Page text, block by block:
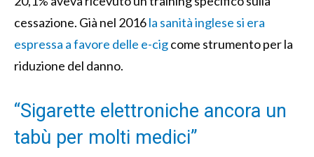
cessazione. Già nel 2016la sanità inglese si era
espressa a favore delle e-cigcome strumento per la
riduzione del danno.
“Sigarette elettroniche ancora un
tabù per molti medici”